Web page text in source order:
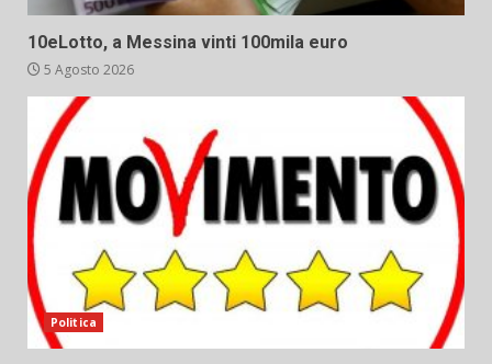
10eLotto, a Messina vinti 100mila euro
5 Agosto 2026
Politica